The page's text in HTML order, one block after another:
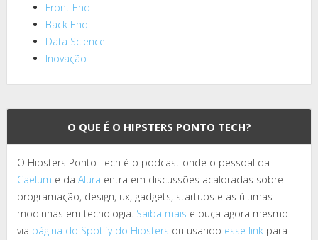
Front End
Back End
Data Science
Inovação
O QUE É O HIPSTERS PONTO TECH?
O Hipsters Ponto Tech é o podcast onde o pessoal da
Caelum e da Alura entra em discussões acaloradas sobre
programação, design, ux, gadgets, startups e as últimas
modinhas em tecnologia. Saiba mais e ouça agora mesmo
via página do Spotify do Hipsters ou usando esse link para